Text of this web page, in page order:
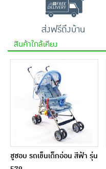
ส่งฟรีถึงบ้าน
สินค้าใกล้เคียง
ชูชอบ รถเข็นเด็กอ่อน สีฟ้า รุ่น